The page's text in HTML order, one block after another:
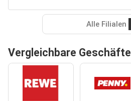
Alle Filialen
Vergleichbare Geschäfte